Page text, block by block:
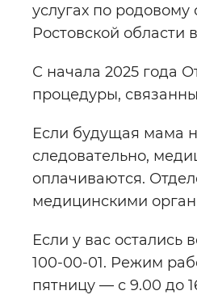
услугах по
Ростовской области
С начала 2025 года
процедуры,
Если будущая мама
следовательно,
оплачиваются.
медицинскими
Если у вас остались
100-00-01. Режим
пятницу — с 9.00 до